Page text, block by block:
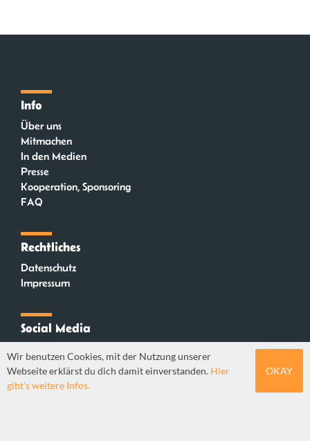
Info
Über uns
Mitmachen
In den Medien
Presse
Kooperation, Sponsoring
FAQ
Rechtliches
Datenschutz
Impressum
Social Media
Mastodon
Wir benutzen Cookies, mit der Nutzung unserer
Webseite erklärst du dich damit einverstanden. Hier
gibt's weitere Infos.
OKAY